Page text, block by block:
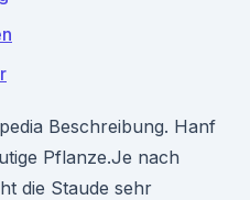
Beschreibung. Hanf
Pflanze.Je nach
die Staude sehr